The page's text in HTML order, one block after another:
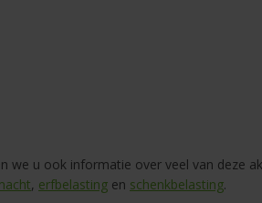
we u ook informatie over veel van deze
, erfbelasting en schenkbelasting.